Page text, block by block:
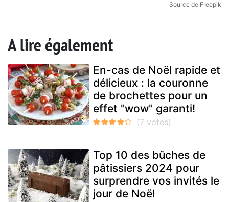
Source de Freepik
A lire également
En-cas de Noël rapide et
délicieux : la couronne
de brochettes pour un
effet "wow" garanti!
Top 10 des bûches de
pâtissiers 2024 pour
surprendre vos invités le
jour de Noël